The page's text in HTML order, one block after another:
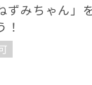
ずみちゃん」
！